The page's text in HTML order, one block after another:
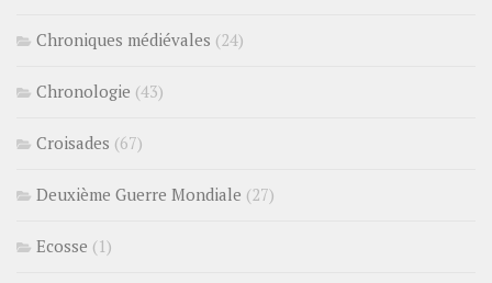
Chroniques médiévales (24)
Chronologie (43)
Croisades (67)
Deuxième Guerre Mondiale (27)
Ecosse (1)